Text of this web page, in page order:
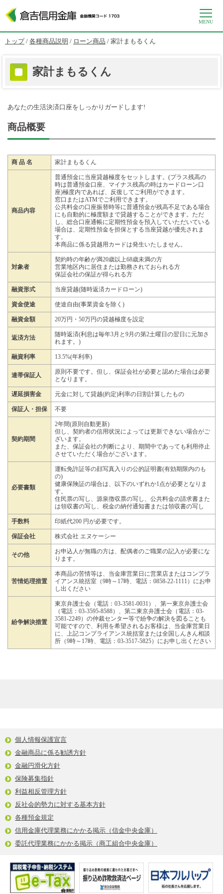
このページの本文へ
MENU
現
位
置：
トップ / 各種商品説明 / ローン商品 / 家計まもるくん
家計まもるくん
あなたの生活決済口座をしっかりガードします!
商品概要
商 品 名 家計まもるくん
商品内容
普通預金に当座貸越極度をセットします。(プラス残高の
時は普通預金口座、マイナス残高の時はカードローン口
座)極度内であれば、反復してご利用ができます。
窓口またはATMでご利用できます。
公共料金の口座振替時等に普通預金が残高不足である場合
にも自動的に極度額まで貸越することができます。ただ
し、総合口座通帳に定期性預金を預入していただいている
場合は、定期性預金を担保とする当座貸越が優先されま
す。
本商品に係る貸越用カードは発生いたしません。
対象者
契約時の年齢が満20歳以上68歳未満の方
営業地区内に居住または勤務されておられる方
保証会社の保証が得られる方
融資形式 当座貸越(随時返済カードローン)
資金使途 使途自由(事業資金を除く)
融資金額 20万円・50万円の貸越極度を設定
返済方法
随時返済(利息は毎年3月と9月の第2土曜日の翌日に元加さ
れます。)
融資利率 13.5%(年利率)
連帯保証人
原則不要です。但し、保証会社が必要と認めた場合は必要
となります。
遅延損害金 元金に対して貸越(約定)利率の日割計算したもの
保証人・担保 不要
契約期間
2年間(原則自動更新)
但し、契約者の信用状況によっては更新できない場合がご
ざいます。
また、保証会社の判断により、期間中であっても利用停止
させていただく場合がございます。
必要書類
運転免許証等の顔写真入りの公的証明書(有効期限内のも
の)
健康保険証の場合は、以下のいずれか1点が必要となりま
す。
住民票の写し、源泉徴収票の写し、公共料金の請求書また
は領収書の写し、税金の納付通知書または領収書の写し
手数料 印紙代200 円が必要です。
保証会社 株式会社 エヌケーシー
その他
お申込人が無職の方は、配偶者のご職業の記入が必要にな
ります。
苦情処理措置
本商品の苦情等は、当金庫営業日に営業店またはコンプラ
イアンス統括室（9時～17時、電話：0858-22-1111）にお申
し出ください
紛争解決措置
東京弁護士会（電話：03-3581-0031）、第一東京弁護士会
（電話：03-3595-8588）、第二東京弁護士会（電話：03-
3581-2249）の仲裁センター等で紛争の解決を図ることも
可能ですので、利用を希望されるお客様は、当金庫営業日
に、上記コンプライアンス統括室または全国しんきん相談
所（9時～17時、電話：03-3517-5825）にお申し出ください
個人情報保護宣言
金融商品に係る勧誘方針
金融円滑化方針
保険募集指針
利益相反管理方針
反社会的勢力に対する基本方針
各種預金規定
信用金庫代理業務にかかる掲示（信金中央金庫）
委託代理業務にかかる掲示（商工組合中央金庫）